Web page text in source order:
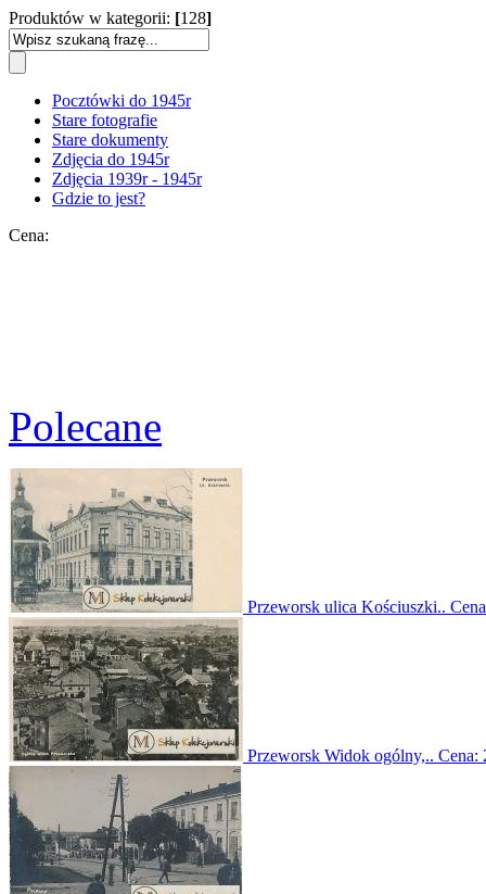
Produktów w kategorii: [128]
Pocztówki do 1945r
Stare fotografie
Stare dokumenty
Zdjęcia do 1945r
Zdjęcia 1939r - 1945r
Gdzie to jest?
Cena:
Polecane
Przeworsk ulica Kościuszki..
Przeworsk Widok ogólny,.. Cena: